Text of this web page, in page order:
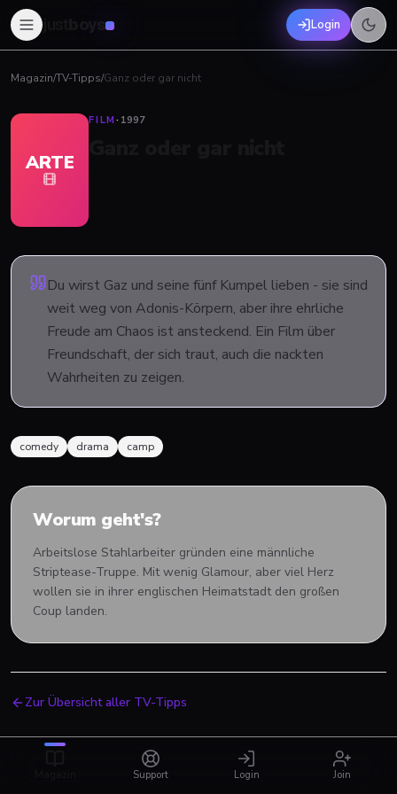
boys Login
Magazin/TV-Tipps/Ganz oder gar nicht
ARTE
FILM· 1997
Du wirst Gaz und seine fünf Kumpel lieben - sie sind
weit weg von Adonis-Körpern, aber ihre ehrliche
Freude am Chaos ist ansteckend. Ein Film über
Freundschaft, der sich traut, auch die nackten
Wahrheiten zu zeigen.
comedy drama camp
Worum geht's?
Arbeitslose Stahlarbeiter gründen eine männliche
Striptease-Truppe. Mit wenig Glamour, aber viel Herz
wollen sie in ihrer englischen Heimatstadt den großen
Coup landen.
Zur Übersicht aller TV-Tipps
Support Login Join